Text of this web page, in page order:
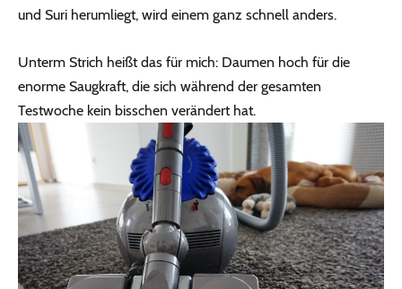
und Suri herumliegt, wird einem ganz schnell anders.
Unterm Strich heißt das für mich: Daumen hoch für die
enorme Saugkraft, die sich während der gesamten
Testwoche kein bisschen verändert hat.